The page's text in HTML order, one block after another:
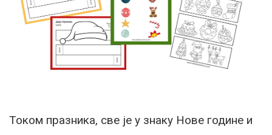
Током празника, све је у знаку Нове године и